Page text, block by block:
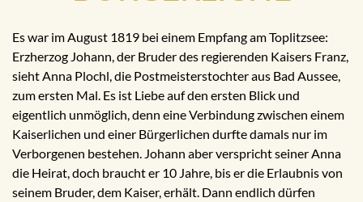
Es war im August 1819 bei einem Empfang am Toplitzsee:
Erzherzog Johann, der Bruder des regierenden Kaisers Franz,
sieht Anna Plochl, die Postmeisterstochter aus Bad Aussee,
zum ersten Mal. Es ist Liebe auf den ersten Blick und
eigentlich unmöglich, denn eine Verbindung zwischen einem
Kaiserlichen und einer Bürgerlichen durfte damals nur im
Verborgenen bestehen. Johann aber verspricht seiner Anna
die Heirat, doch braucht er 10 Jahre, bis er die Erlaubnis von
seinem Bruder, dem Kaiser, erhält. Dann endlich dürfen